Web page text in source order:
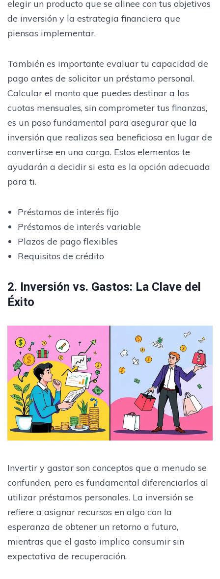
elegir un producto que se alinee con tus objetivos
de inversión y la estrategia financiera que
piensas implementar.
También es importante evaluar tu capacidad de
pago antes de solicitar un préstamo personal.
Calcular el monto que puedes destinar a las
cuotas mensuales, sin comprometer tus finanzas,
es un paso fundamental para asegurar que la
inversión que realizas sea beneficiosa en lugar de
convertirse en una carga. Estos elementos te
ayudarán a decidir si esta es la opción adecuada
para ti.
Préstamos de interés fijo
Préstamos de interés variable
Plazos de pago flexibles
Requisitos de crédito
2. Inversión vs. Gastos: La Clave del
Éxito
Invertir y gastar son conceptos que a menudo se
confunden, pero es fundamental diferenciarlos al
utilizar préstamos personales. La inversión se
refiere a asignar recursos en algo con la
esperanza de obtener un retorno a futuro,
mientras que el gasto implica consumir sin
expectativa de recuperación.